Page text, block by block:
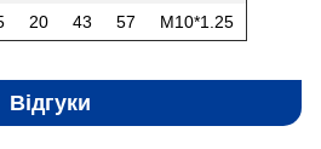
20 43 57 M10*1.25
Відгуки